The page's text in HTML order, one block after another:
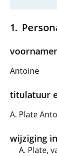
Antoine
titulatuur
A. Plate
wijziging
A. Plate,